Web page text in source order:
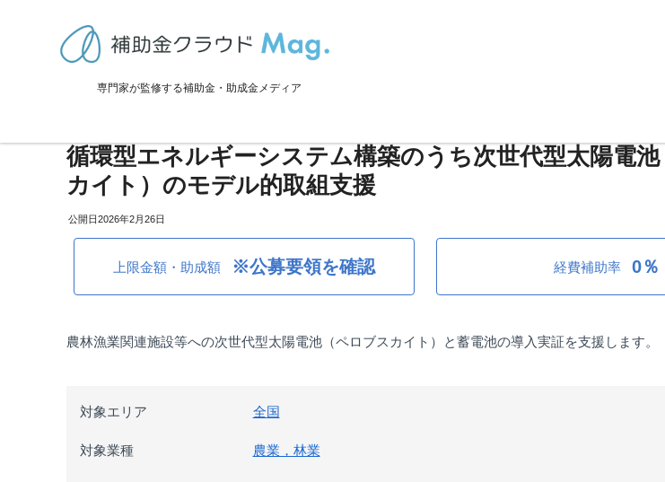
専門家が監修する補助金・助成金メディア
>補助金・助成金詳細 全国：令和8年度 みどりの食料システム戦略推進交付金のうち地域循環型エネルギー
全国：令和8年度 みどりの食料システム戦略推進交付金
循環型エネルギーシステム構築のうち次世代型太陽電
カイト）のモデル的取組支援
2026年2月26日
上限金額・助成額 ※公募要領を確認 経費補助率 0％
農林漁業関連施設等への次世代型太陽電池（ペロブスカイト）と蓄電池の導入実証を支援します。
対象エリア 全国
対象業種 農業，林業